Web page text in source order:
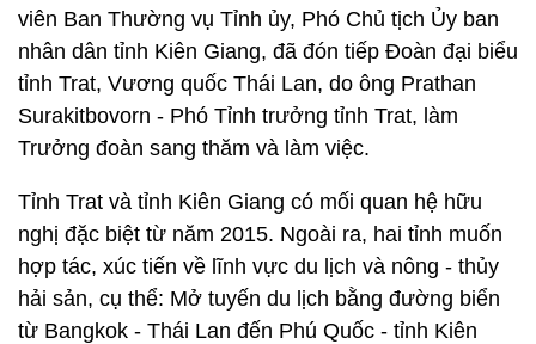
viên Ban Thường vụ Tỉnh ủy, Phó Chủ tịch Ủy ban
nhân dân tỉnh Kiên Giang, đã đón tiếp Đoàn đại biểu
tỉnh Trat, Vương quốc Thái Lan, do ông Prathan
Surakitbovorn - Phó Tỉnh trưởng tỉnh Trat, làm
Trưởng đoàn sang thăm và làm việc.
Tỉnh Trat và tỉnh Kiên Giang có mối quan hệ hữu
nghị đặc biệt từ năm 2015. Ngoài ra, hai tỉnh muốn
hợp tác, xúc tiến về lĩnh vực du lịch và nông - thủy
hải sản, cụ thể: Mở tuyến du lịch bằng đường biển
từ Bangkok - Thái Lan đến Phú Quốc - tỉnh Kiên